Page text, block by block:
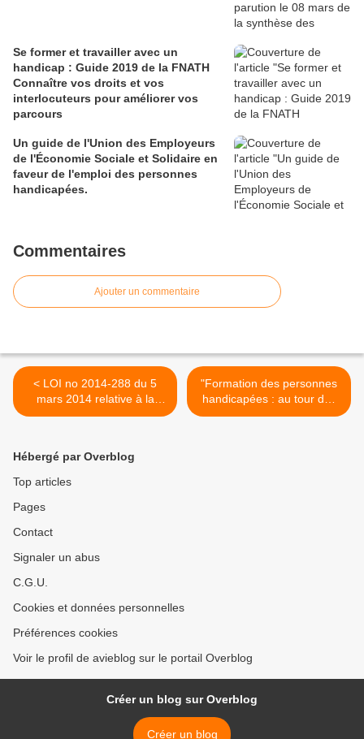
Se former et travailler avec un
handicap : Guide 2019 de la FNATH
Connaître vos droits et vos
interlocuteurs pour améliorer vos
parcours
Un guide de l'Union des Employeurs
de l'Économie Sociale et Solidaire en
faveur de l'emploi des personnes
handicapées.
Commentaires
Ajouter un commentaire
< LOI no 2014-288 du 5
mars 2014 relative à la
formation professionnelle, à
"Formation des personnes
handicapées : au tour des
régions" Localtis.info >
Hébergé par Overblog
Top articles
Pages
Contact
Signaler un abus
C.G.U.
Cookies et données personnelles
Préférences cookies
Voir le profil de avieblog sur le portail Overblog
Créer un blog sur Overblog
Créer un blog